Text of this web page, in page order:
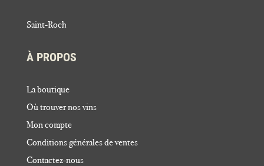
Saint-Roch
À PROPOS
La boutique
Où trouver nos vins
Mon compte
Conditions générales de ventes
Contactez-nous